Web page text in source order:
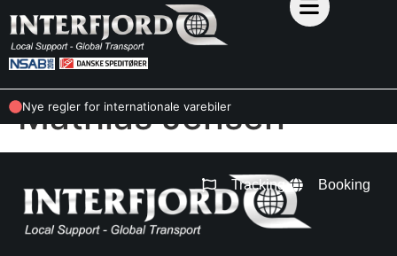
Nye regler for internationale varebiler
Mathias Jensen
Tracking Booking